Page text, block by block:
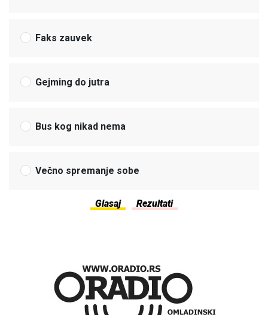
Faks zauvek
Gejming do jutra
Bus kog nikad nema
Večno spremanje sobe